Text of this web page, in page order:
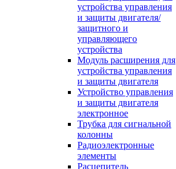
устройства управления
и защиты двигателя/
защитного и
управляющего
устройства
Модуль расширения для
устройства управления
и защиты двигателя
Устройство управления
и защиты двигателя
электронное
Трубка для сигнальной
колонны
Радиоэлектронные
элементы
Расцепитель